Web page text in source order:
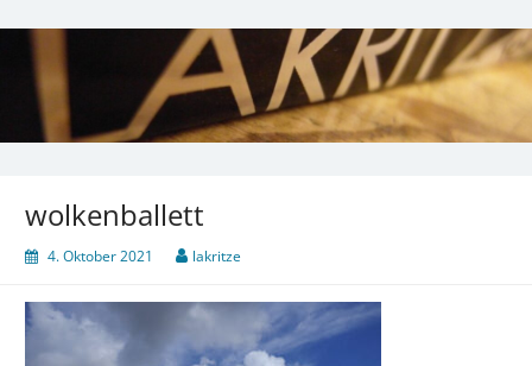
wolkenballett
4. Oktober 2021 lakritze